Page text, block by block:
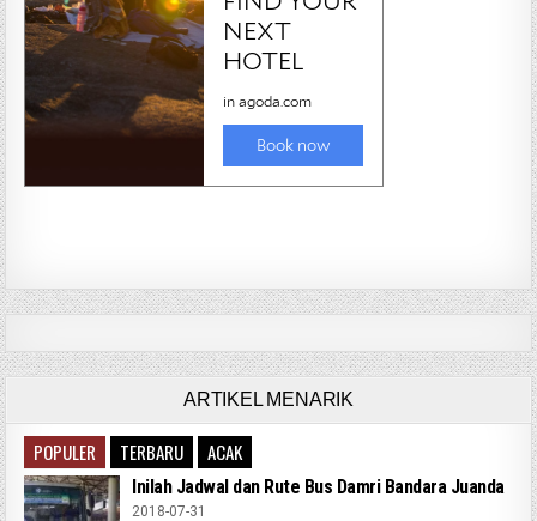
ARTIKEL MENARIK
POPULER TERBARU ACAK
Inilah Jadwal dan Rute Bus Damri Bandara Juanda
2018-07-31